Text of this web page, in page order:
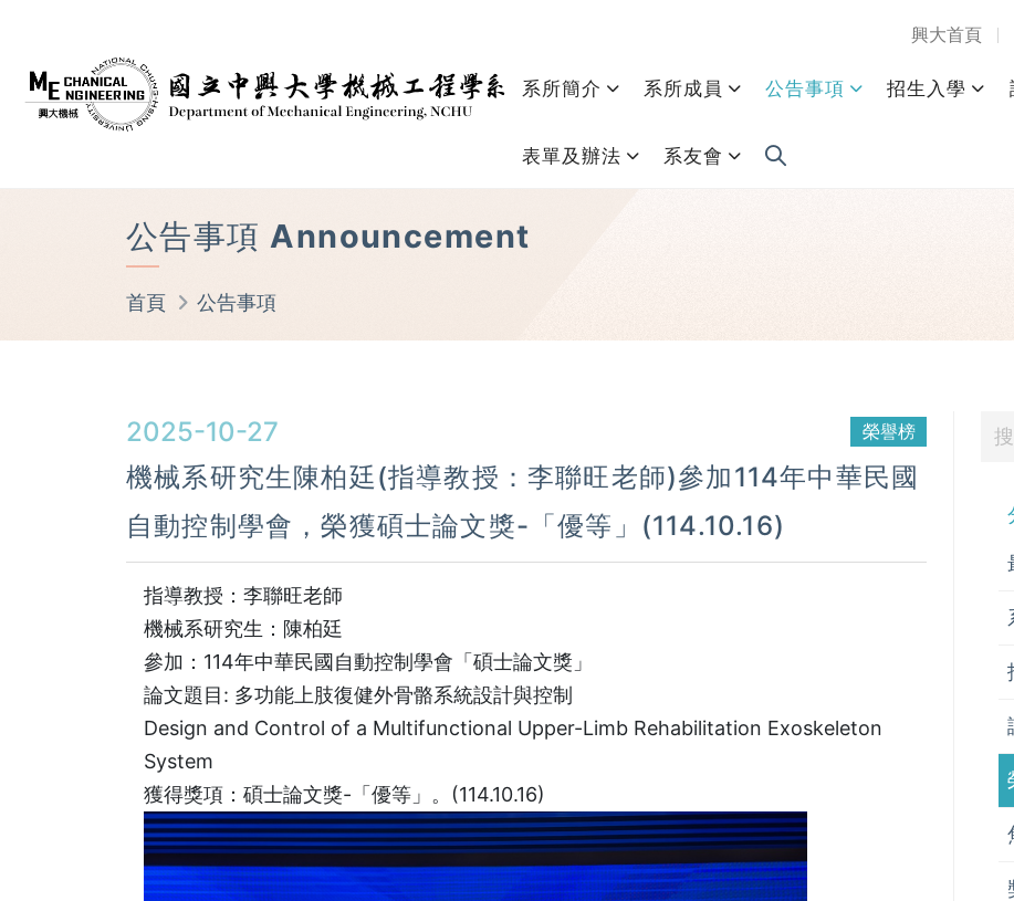
興大首頁
系所簡介 系所成員 公告事項 招生入學
表單及辦法 系友會
公告事項 Announcement
首頁 公告事項
2025-10-27 榮譽榜
機械系研究生陳柏廷(指導教授：李聯旺老師)參加114年中華民國
自動控制學會，榮獲碩士論文獎-「優等」(114.10.16)
指導教授：李聯旺老師
機械系研究生：陳柏廷
參加：114年中華民國自動控制學會「碩士論文獎」
論文題目: 多功能上肢復健外骨骼系統設計與控制
Design and Control of a Multifunctional Upper-Limb Rehabilitation Exoskeleton
System
獲得獎項：碩士論文獎-「優等」。(114.10.16)